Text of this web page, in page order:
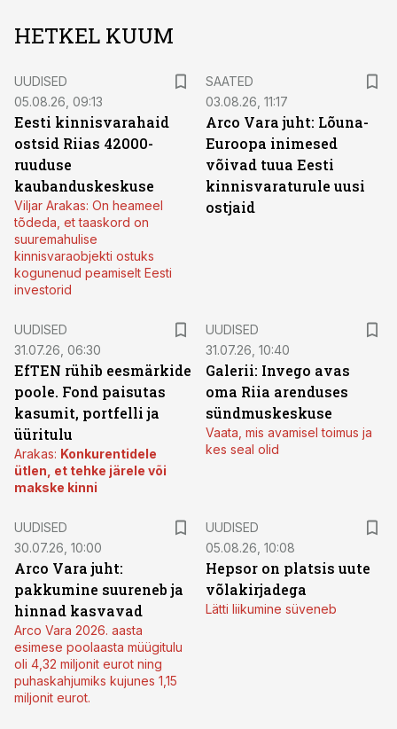
HETKEL KUUM
UUDISED
05.08.26, 09:13
Eesti kinnisvarahaid
ostsid Riias 42000-
ruuduse
kaubanduskeskuse
Viljar Arakas: On heameel
tõdeda, et taaskord on
suuremahulise
kinnisvaraobjekti ostuks
kogunenud peamiselt Eesti
investorid
SAATED
03.08.26, 11:17
Arco Vara juht: Lõuna-
Euroopa inimesed
võivad tuua Eesti
kinnisvaraturule uusi
ostjaid
UUDISED
31.07.26, 06:30
EfTEN rühib eesmärkide
poole. Fond paisutas
kasumit, portfelli ja
üüritulu
Arakas: Konkurentidele
ütlen, et tehke järele või
makske kinni
UUDISED
31.07.26, 10:40
Galerii: Invego avas
oma Riia arenduses
sündmuskeskuse
Vaata, mis avamisel toimus ja
kes seal olid
UUDISED
30.07.26, 10:00
Arco Vara juht:
pakkumine suureneb ja
hinnad kasvavad
Arco Vara 2026. aasta
esimese poolaasta müügitulu
oli 4,32 miljonit eurot ning
puhaskahjumiks kujunes 1,15
miljonit eurot.
UUDISED
05.08.26, 10:08
Hepsor on platsis uute
võlakirjadega
Lätti liikumine süveneb